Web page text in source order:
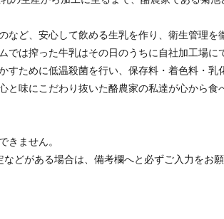
など、安心して飲める生乳を作り、衛生管理を
では搾った牛乳はその日のうちに自社加工場に
すために低温殺菌を行い、保存料・着色料・乳
と味にこだわり抜いた酪農家の私達が心から食
きません。
どがある場合は、備考欄へと必ずご入力をお